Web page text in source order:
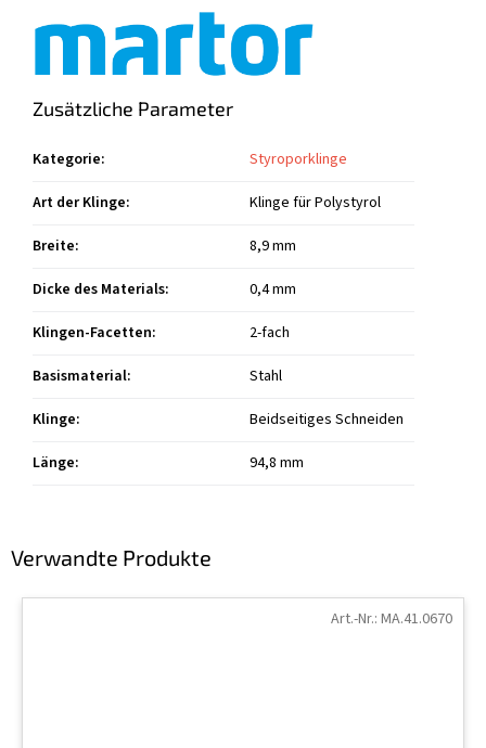
Verwandte Produkte
Art.-Nr.: MA.41.0670
Zusätzliche Parameter
Kategorie:
Styroporklinge
Art der Klinge:
Klinge für Polystyrol
Breite:
8,9 mm
Dicke des Materials:
0,4 mm
Klingen-Facetten:
2-fach
Basismaterial:
Stahl
Klinge:
Beidseitiges Schneiden
Länge: 94,8 mm